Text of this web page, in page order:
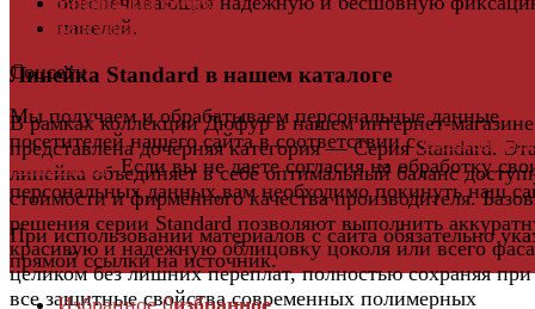
панелей.
Линейка Standard в нашем каталоге
В рамках коллекции Дюфур в нашем интернет-магазине
представлена дочерняя категория — Серия Standard.
линейка объединяет в себе оптимальный баланс
стоимости и фирменного качества производителя.
решения серии Standard позволяют выполнить
красивую и надежную облицовку цоколя или всего
целиком без лишних переплат, полностью сохраняя
все защитные свойства современных полимерных
Массивная доска
Соцсети
Мы получаем и обрабатываем персональные данные
посетителей нашего сайта в соответствии с
политикой. Если вы не даете согласия на обработку
персональных данных,вам необходимо покинуть наш
При использовании материалов с сайта обязательно
прямой ссылки на источник.
Избранное 0избранное